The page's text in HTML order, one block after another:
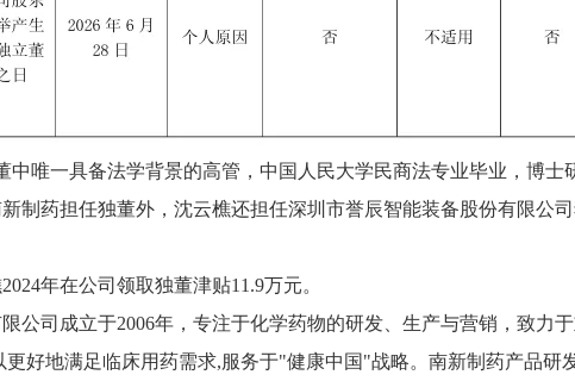
中唯一具备法学背景的高管，中国人民大学民商法专业毕业，博士
制药担任独董外，沈云樵还担任深圳市誉辰智能装备股份有限公
年在公司领取独董津贴11.9万元。
公司成立于2006年，专注于化学药物的研发、生产与营销，致力
好地满足临床用药需求,服务于"健康中国"战略。南新制药产品研